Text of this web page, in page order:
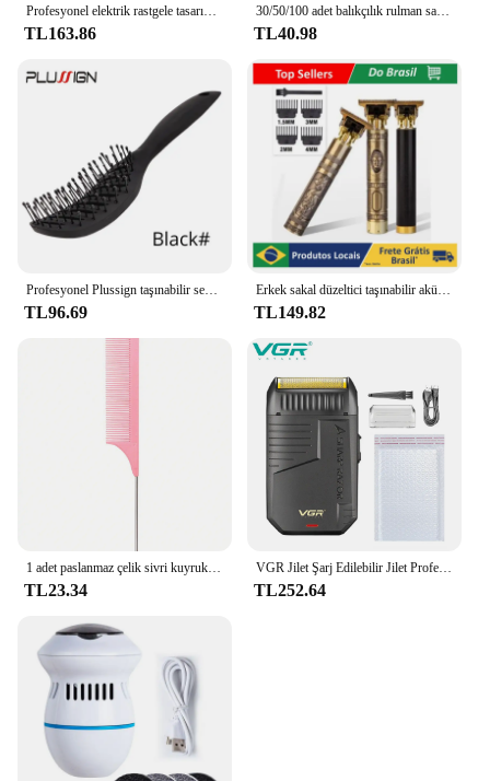
TL163.86
30/50/100 adet balıkçılık rulman sazan araçları tekne kanca mal aksesuarları profesyonel kilitleme yem aracı kanca spor mücadele
TL40.98
TL96.69 TL149.82
1 adet paslanmaz çelik sivri kuyruk saç tarak profesyonel saç tarak saç fırçası salon saç şekillendirici aracı saç tarak
TL23.34
VGR Jilet Şarj Edilebilir Jilet Profesyonel Sakal Düzeltici Elektrikli Tıraş Makinesi Karşılıklı Hareket Tıraş Makinesi Bitirme Erkek Tıraş Makinesi V-375
TL252.64